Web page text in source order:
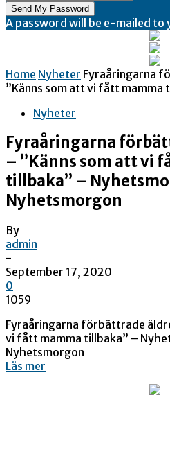
A password will be e-mailed to
Home Nyheter Fyraåringarna
”Känns som att vi fått mamma
Nyheter
Fyraåringarna
– ”Känns som att vi
tillbaka” –
Nyhetsmorgon
By
admin
-
September 17, 2020
0
1059
Fyraåringarna förbättrade
vi fått mamma tillbaka” –
Nyhetsmorgon
Läs mer